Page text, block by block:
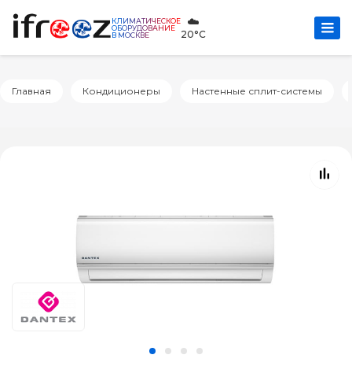
КЛИМАТИЧЕСКОЕ
ОБОРУДОВАНИЕ
В МОСКВЕ
☁️
20°C
Главная Кондиционеры Настенные сплит-системы